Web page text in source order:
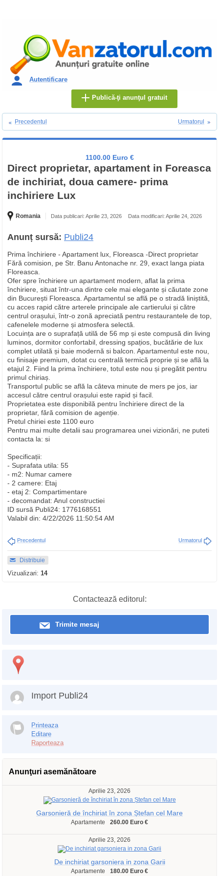
Autentificare
Publică-ţi anunţul gratuit
Precedentul Urmatorul
1100.00 Euro €
Direct proprietar, apartament in Foreasca
de inchiriat, doua camere- prima
inchiriere Lux
Romania Data publicari: Aprilie 23, 2026 Data modificari: Aprilie 24, 2026
Anunț sursă: Publi24
Prima închiriere - Apartament lux, Floreasca -Direct proprietar
Fără comision, pe Str. Banu Antonache nr. 29, exact langa piata
Floreasca.
Ofer spre închiriere un apartament modern, aflat la prima
închiriere, situat într-una dintre cele mai elegante și căutate zone
din București Floreasca. Apartamentul se află pe o stradă liniștită,
cu acces rapid către arterele principale ale cartierului și către
centrul orașului, într-o zonă apreciată pentru restaurantele de top,
cafenelele moderne și atmosfera selectă.
Locuința are o suprafață utilă de 56 mp și este compusă din living
luminos, dormitor confortabil, dressing spațios, bucătărie de lux
complet utilată și baie modernă si balcon. Apartamentul este nou,
cu finisaje premium, dotat cu centrală termică proprie și se află la
etajul 2. Fiind la prima închiriere, totul este nou și pregătit pentru
primul chiriaș.
Transportul public se află la câteva minute de mers pe jos, iar
accesul către centrul orașului este rapid și facil.
Proprietatea este disponibilă pentru închiriere direct de la
proprietar, fără comision de agenție.
Pretul chiriei este 1100 euro
Pentru mai multe detalii sau programarea unei vizionări, ne puteti
contacta la: si
Specificații:
- Suprafata utila: 55
- m2: Numar camere
- 2 camere: Etaj
- etaj 2: Compartimentare
- decomandat: Anul constructiei
ID sursă Publi24: 1776168551
Valabil din: 4/22/2026 11:50:54 AM
Precedentul Urmatorul
Distribuie
Vizualizari: 14
Contactează editorul:
Trimite mesaj
Import Publi24
Printeaza
Editare
Raporteaza
Anunţuri asemănătoare
Aprilie 23, 2026
Garsonieră de închiriat în zona Ștefan cel Mare
Apartamente 260.00 Euro €
Aprilie 23, 2026
De inchiriat garsoniera in zona Garii
Apartamente 180.00 Euro €